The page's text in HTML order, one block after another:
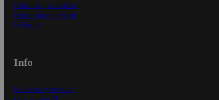
Näin tilaat ja muokkaat
Kaikki ohjeet ja vinkit
In English
Info
S-Business yrityksille